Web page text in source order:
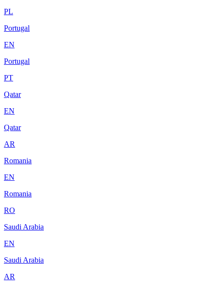
PL
Portugal
EN
Portugal
PT
Qatar
EN
Qatar
AR
Romania
EN
Romania
RO
Saudi Arabia
EN
Saudi Arabia
AR